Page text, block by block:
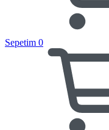
Sepetim 0